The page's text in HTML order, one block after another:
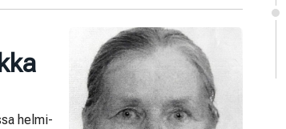
helmi-